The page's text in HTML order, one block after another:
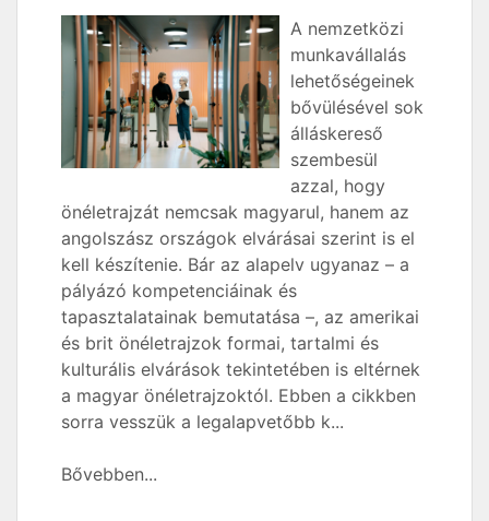
A nemzetközi
munkavállalás
lehetőségeinek
bővülésével sok
álláskereső
szembesül
azzal, hogy
önéletrajzát nemcsak magyarul, hanem az
angolszász országok elvárásai szerint is el
kell készítenie. Bár az alapelv ugyanaz – a
pályázó kompetenciáinak és
tapasztalatainak bemutatása –, az amerikai
és brit önéletrajzok formai, tartalmi és
kulturális elvárások tekintetében is eltérnek
a magyar önéletrajzoktól. Ebben a cikkben
sorra vesszük a legalapvetőbb k...
Bővebben...